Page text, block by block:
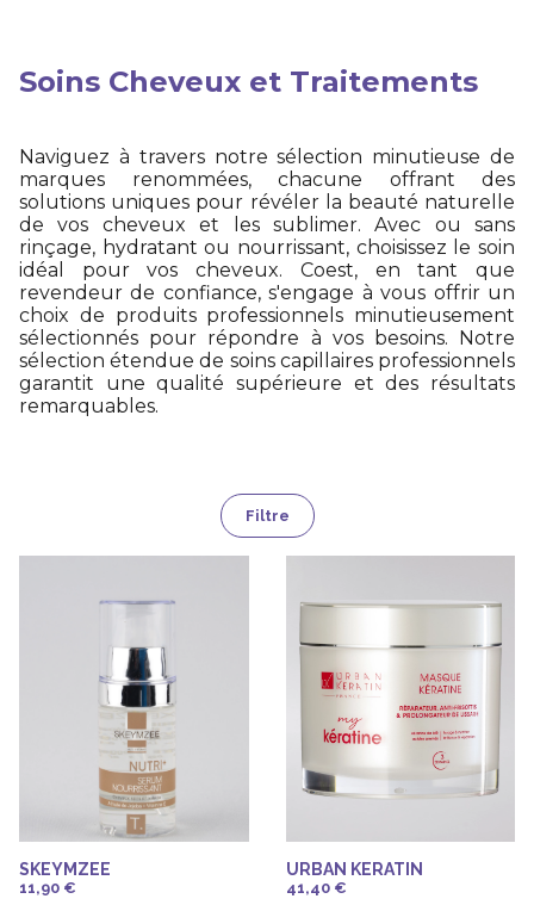
Soins Cheveux et Traitements
Naviguez à travers notre sélection minutieuse de
marques renommées, chacune offrant des
solutions uniques pour révéler la beauté naturelle
de vos cheveux et les sublimer. Avec ou sans
rinçage, hydratant ou nourrissant, choisissez le soin
idéal pour vos cheveux. Coest, en tant que
revendeur de confiance, s'engage à vous offrir un
choix de produits professionnels minutieusement
sélectionnés pour répondre à vos besoins. Notre
sélection étendue de soins capillaires professionnels
garantit une qualité supérieure et des résultats
remarquables.
Filtre
SKEYMZEE
11,90 €
URBAN KERATIN
41,40 €